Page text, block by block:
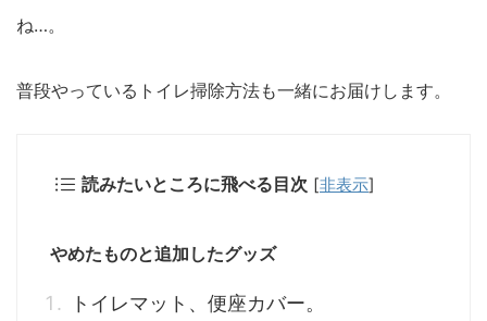
ね…。
普段やっているトイレ掃除方法も一緒にお届けします。
読みたいところに飛べる目次 [非表示]
やめたものと追加したグッズ
トイレマット、便座カバー。